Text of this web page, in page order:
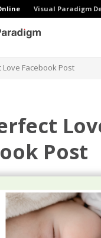
Visual Paradigm
Love Facebook Post
Post